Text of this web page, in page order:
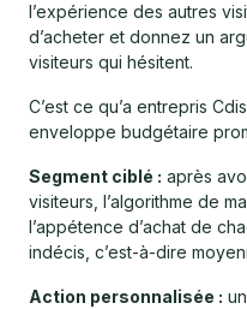
l’expérience des autres
d’acheter et donnez un
visiteurs qui hésitent.
C’est ce qu’a entrepris
enveloppe budgétaire
Segment ciblé : après
visiteurs, l’algorithme de
l’appétence d’achat de
indécis, c’est-à-dire
Action personnalisée :